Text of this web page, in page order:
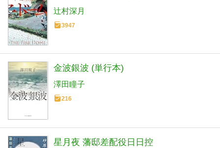
辻村深月
3947
金波銀波 (単行本)
澤田瞳子
216
星月夜 藩邸差配役日日控